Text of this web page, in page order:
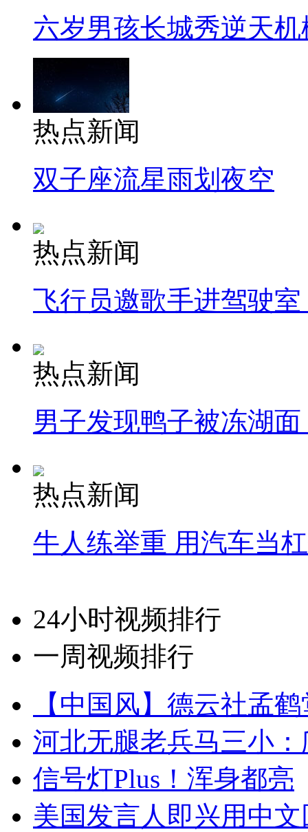
六岁男孩长城秀逆天机
热点新闻
双子座流星雨划夜空
热点新闻
飞行员邀歌手进驾驶
热点新闻
男子发现鸭子被冻湖
热点新闻
牛人练举重 用汽车当
24小时视频排行
一周视频排行
【中国风】德云社孟
河北无腿老兵马三小
信号灯Plus！浑身都亮
美国发言人即兴用中